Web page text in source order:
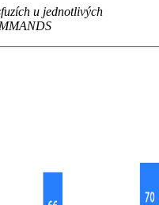
u jednotlivých